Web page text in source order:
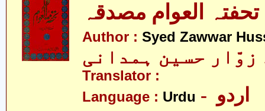
تحفتہ العوام مصدقہ
Author : Syed Zawwar
زوّار حسین ہمدانی
Translator :
Language : Urdu